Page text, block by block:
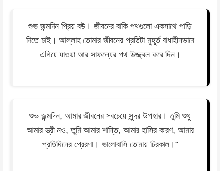
শুভ জন্মদিন প্রিয় বউ। জীবনের বাকি পথগুলো একসাথে পাড়ি
দিতে চাই। আল্লাহ তোমার জীবনের প্রতিটা মুহূর্ত বাধাহীনভাবে
এগিয়ে যাওয়া আর সাফল্যের পথ উজ্জ্বল করে দিন।
শুভ জন্মদিন, আমার জীবনের সবচেয়ে সুন্দর উপহার। তুমি শুধু
আমার স্ত্রী নও, তুমি আমার শান্তি, আমার হাসির কারণ, আমার
প্রতিদিনের প্রেরণা। ভালোবাসি তোমায় চিরকাল।”